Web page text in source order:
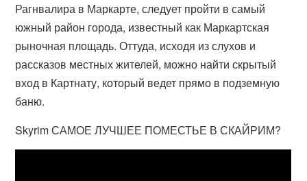
Рагнвалира в Маркарте, следует пройти в самый
южный район города, известный как Маркартская
рыночная площадь. Оттуда, исходя из слухов и
рассказов местных жителей, можно найти скрытый
вход в Картнату, который ведет прямо в подземную
баню.
Skyrim САМОЕ ЛУЧШЕЕ ПОМЕСТЬЕ В СКАЙРИМ?